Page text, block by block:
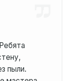
пыли.